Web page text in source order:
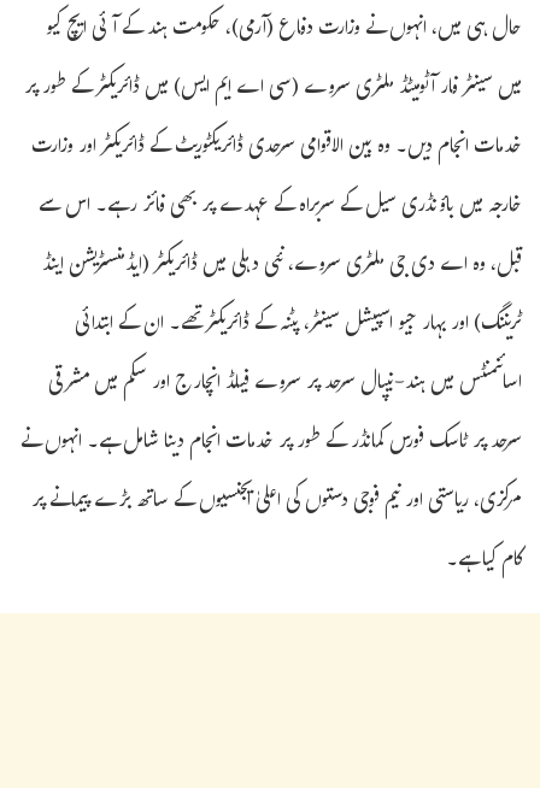
حال ہی میں، انہوں نے وزارت دفاع (آرمی)، حکومت ہند کے آئی ایچ کیو
میں سینٹر فار آٹومیٹڈ ملٹری سروے (سی اے ایم ایس) میں ڈائریکٹر کے طور پر
خدمات انجام دیں۔ وہ بین الاقوامی سرحدی ڈائریکٹوریٹ کے ڈائریکٹر اور وزارت
خارجہ میں باؤنڈری سیل کے سربراہ کے عہدے پر بھی فائز رہے۔ اس سے
قبل، وہ اے دی جی ملٹری سروے، نئی دہلی میں ڈائریکٹر (ایڈمنسٹریشن اینڈ
ٹریننگ) اور بہار جیو اسپیشل سینٹر، پٹنہ کے ڈائریکٹر تھے۔ ان کے ابتدائی
اسائنمنٹس میں ہند-نیپال سرحد پر سروے فیلڈ انچارج اور سکم میں مشرقی
سرحد پر ٹاسک فورس کمانڈر کے طور پر خدمات انجام دینا شامل ہے۔ انہوں نے
مرکزی، ریاستی اور نیم فوجی دستوں کی اعلیٰ ایجنسیوں کے ساتھ بڑے پیمانے پر
کام کیا ہے۔